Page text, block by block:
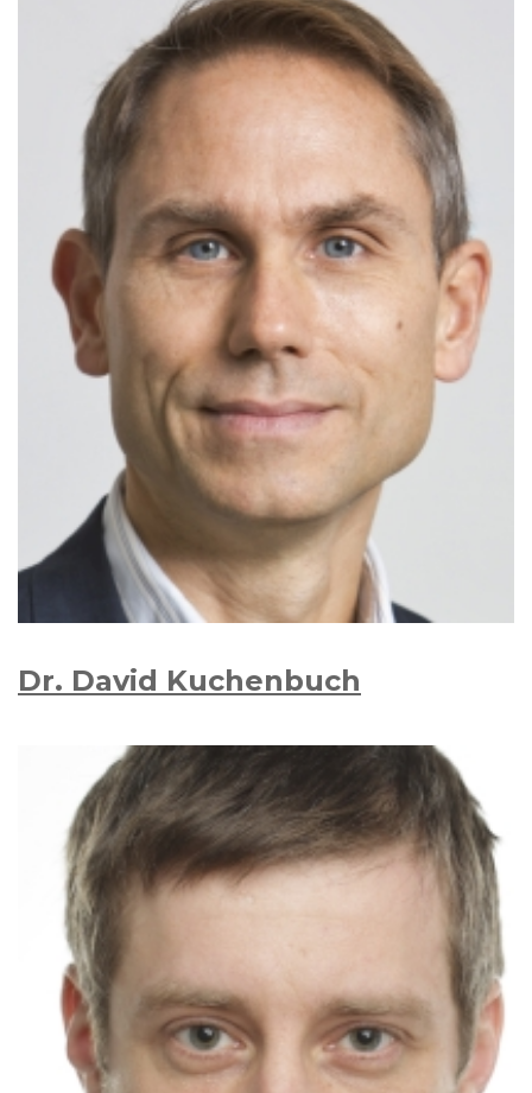
Dr. David Kuchen­buch